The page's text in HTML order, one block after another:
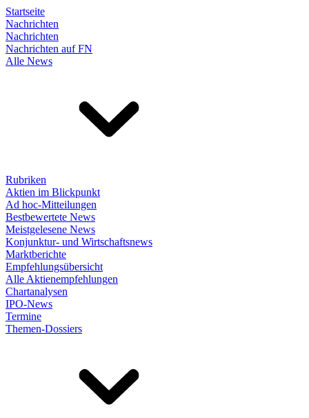
Startseite
Nachrichten
Nachrichten
Nachrichten auf FN
Alle News
Rubriken
Aktien im Blickpunkt
Ad hoc-Mitteilungen
Bestbewertete News
Meistgelesene News
Konjunktur- und Wirtschaftsnews
Marktberichte
Empfehlungsübersicht
Alle Aktienempfehlungen
Chartanalysen
IPO-News
Termine
Themen-Dossiers